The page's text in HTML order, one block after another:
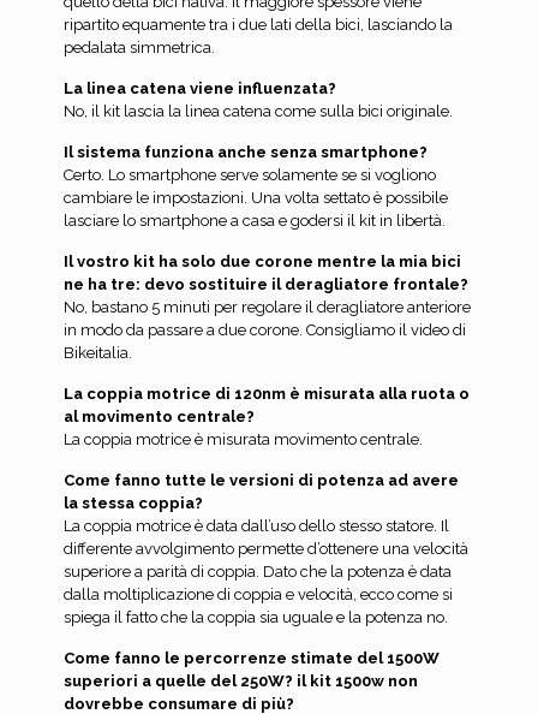
ripartito equamente tra i due lati della bici, lasciando la
pedalata simmetrica.
La linea catena viene influenzata?
No, il kit lascia la linea catena come sulla bici originale.
Il sistema funziona anche senza smartphone?
Certo. Lo smartphone serve solamente se si vogliono
cambiare le impostazioni. Una volta settato è possibile
lasciare lo smartphone a casa e godersi il kit in libertà.
Il vostro kit ha solo due corone mentre la mia bici
ne ha tre: devo sostituire il deragliatore frontale?
No, bastano 5 minuti per regolare il deragliatore anteriore
in modo da passare a due corone. Consigliamo il video di
Bikeitalia.
La coppia motrice di 120nm è misurata alla ruota o
al movimento centrale?
La coppia motrice è misurata movimento centrale.
Come fanno tutte le versioni di potenza ad avere
la stessa coppia?
La coppia motrice è data dall’uso dello stesso statore. Il
differente avvolgimento permette d’ottenere una velocità
superiore a parità di coppia. Dato che la potenza è data
dalla moltiplicazione di coppia e velocità, ecco come si
spiega il fatto che la coppia sia uguale e la potenza no.
Come fanno le percorrenze stimate del 1500W
superiori a quelle del 250W? il kit 1500w non
dovrebbe consumare di più?